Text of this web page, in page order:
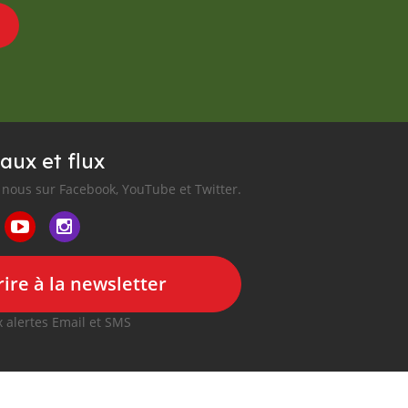
et flux
sur Facebook, YouTube et Twitter.
à la newsletter
alertes Email et SMS